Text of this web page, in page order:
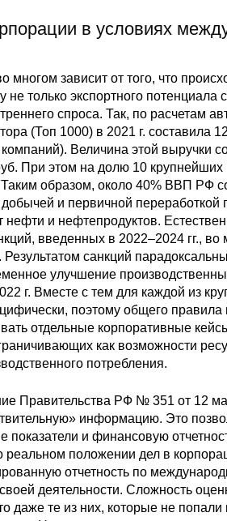
в условиях
многом зависит от того, что
не только экспортного
спроса. Так, по расчетам
(Топ 1000) в 2021 г. составила
Величина этой выручки
При этом на долю 10
образом, около 40% ВВП РФ
и первичной
нефти и нефтепродуктов.
введенных в 2022–2024 гг.,
Результатом санкций
улучшение
г. Вместе с тем для каждой из
поэтому общего правила
отдельные корпоративные
как возможности
потребления.
Правительства РФ № 351 от 12
информацию. Это
и финансовую
реальном положении дел в
отчетность по
деятельности. Сложность
даже те из них, которые не